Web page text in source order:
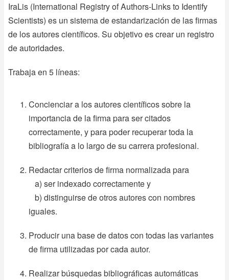
IraLis (International Registry of Authors-Links to Identify
Scientists) es un sistema de estandarización de las firmas
de los autores científicos. Su objetivo es crear un registro
de autoridades.
Trabaja en 5 líneas:
Concienciar a los autores científicos sobre la
importancia de la firma para ser citados
correctamente, y para poder recuperar toda la
bibliografía a lo largo de su carrera profesional.
Redactar criterios de firma normalizada para
a) ser indexado correctamente y
b) distinguirse de otros autores con nombres
iguales.
Producir una base de datos con todas las variantes
de firma utilizadas por cada autor.
Realizar búsquedas bibliográficas automáticas